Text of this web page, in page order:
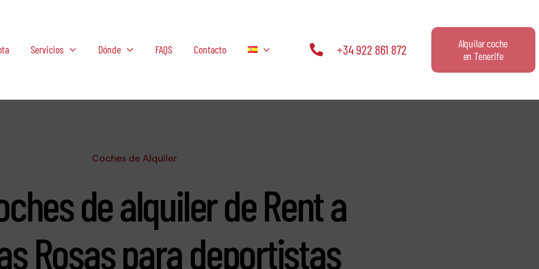
Servicios Dónde FAQS Contacto +34 922 861 872
Alquilar coche
en Tenerife
Coches de Alquiler
de alquiler de Rent a
Rosas para deportistas